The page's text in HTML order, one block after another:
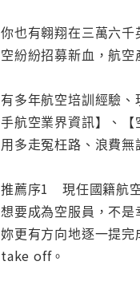
你也有翱翔在三萬六
空紛紛招募新血，航
有多年航空培訓經驗
手航空業界資訊】、
用多走冤枉路、浪費
推薦序1 現任國籍航
想要成為空服員，不
妳更有方向地逐一提
take off。